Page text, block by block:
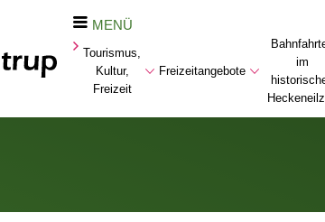
MENÜ
Tourismus,
Kultur,
Freizeit
Freizeitangebote
im